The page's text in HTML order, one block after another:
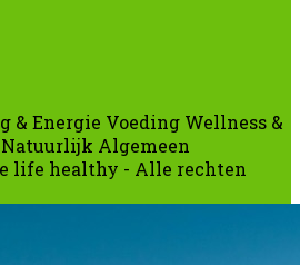
& Energie Voeding Wellness &
Natuurlijk Algemeen
life healthy - Alle rechten